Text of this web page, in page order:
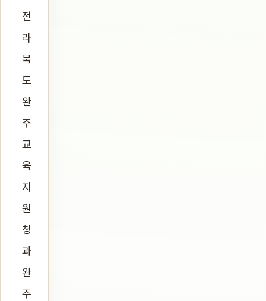
전
라
북
도
완
주
교
육
지
원
청
과
완
주